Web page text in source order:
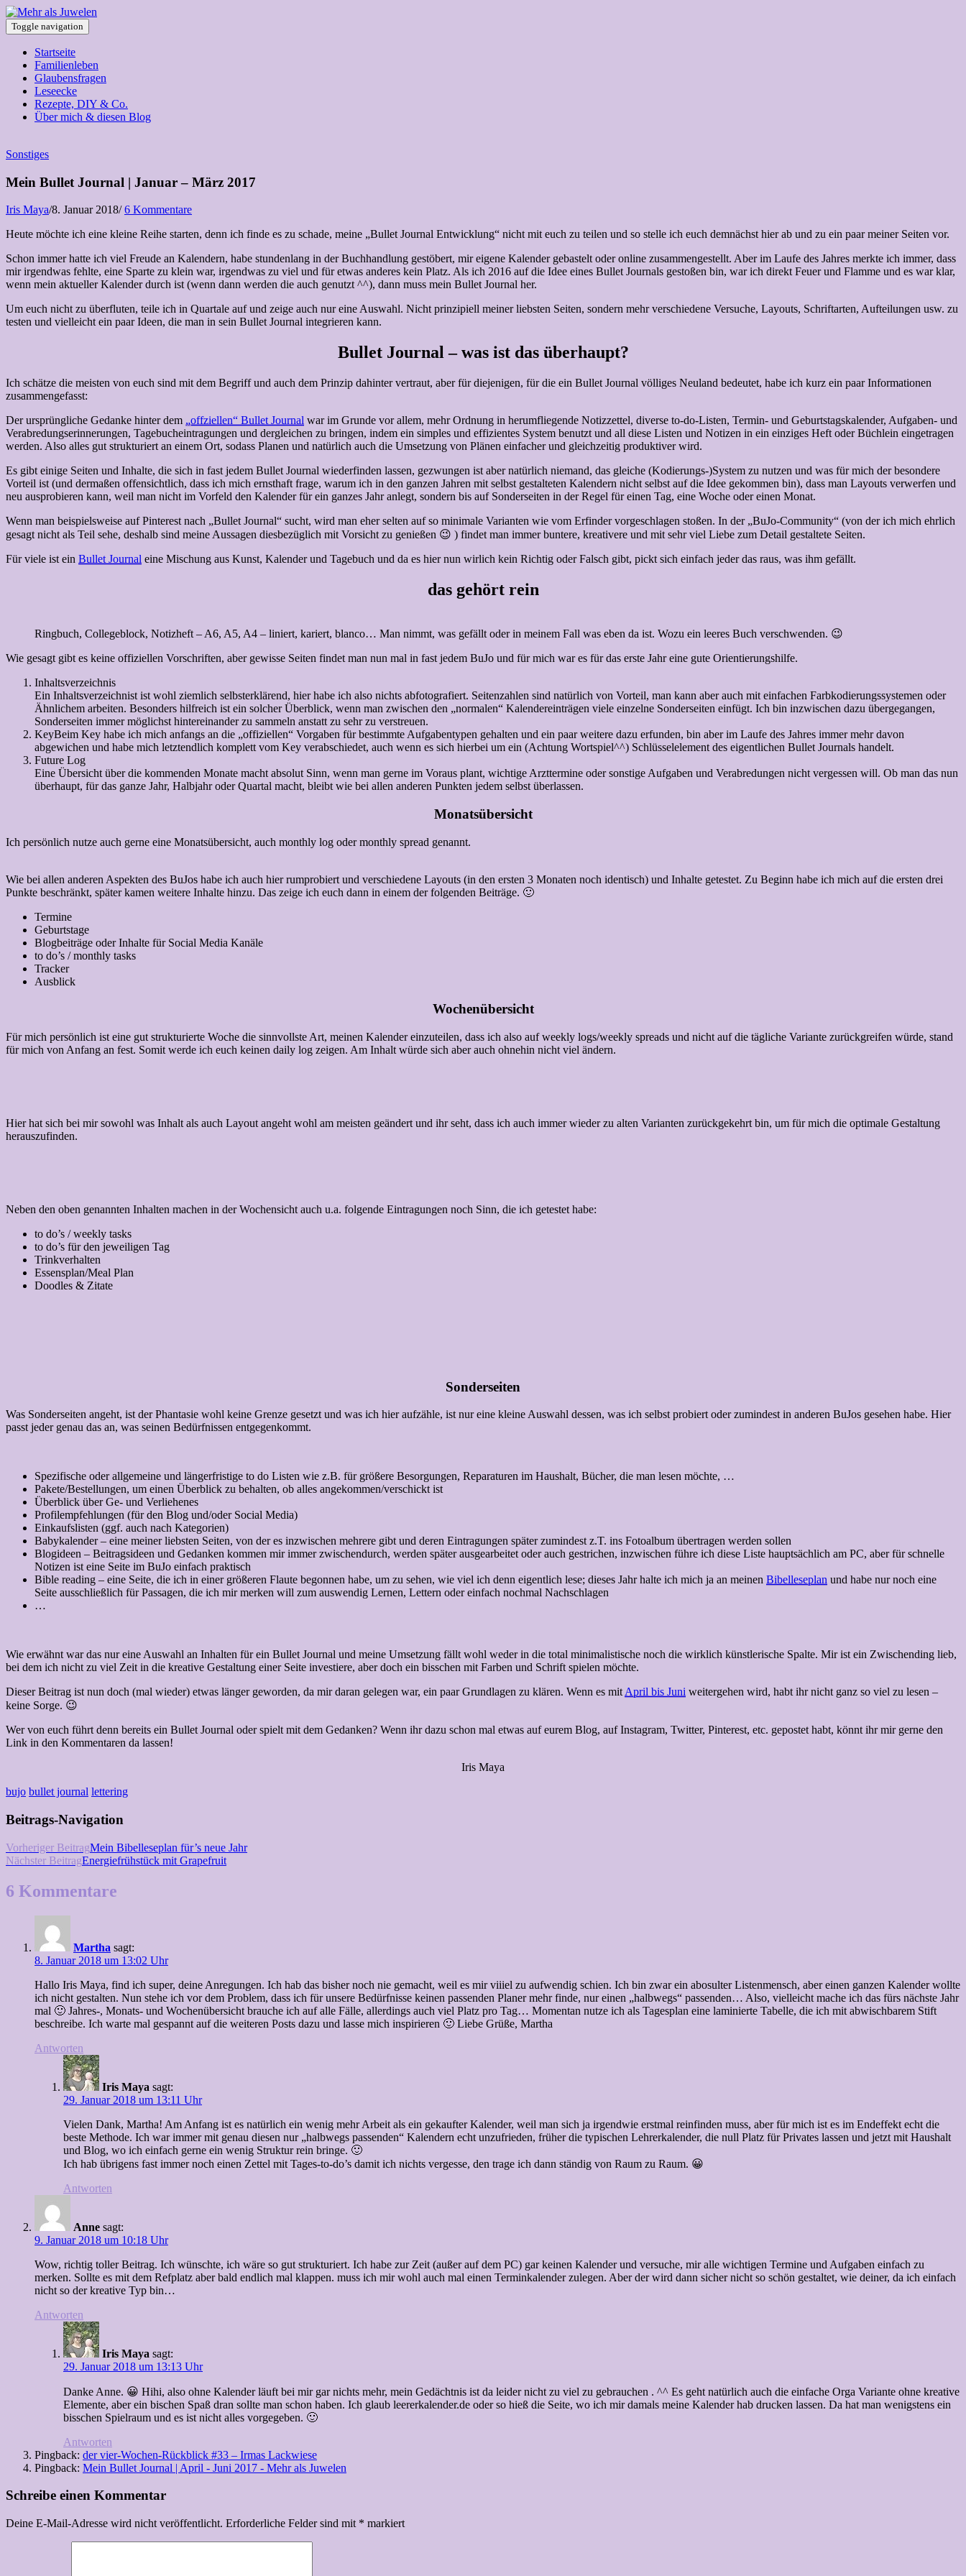
Toggle navigation
Startseite
Familienleben
Glaubensfragen
Leseecke
Rezepte, DIY & Co.
Über mich & diesen Blog
Sonstiges
Mein Bullet Journal | Januar – März 2017
Iris Maya/8. Januar 2018/6 Kommentare
Heute möchte ich eine kleine Reihe starten, denn ich finde es zu schade, meine „Bullet Journal Entwicklung“ nicht mit euch zu teilen und so stelle ich euch demnächst hier ab und zu ein paar meiner Seiten vor.
Schon immer hatte ich viel Freude an Kalendern, habe stundenlang in der Buchhandlung gestöbert, mir eigene Kalender gebastelt oder online zusammengestellt. Aber im Laufe des Jahres merkte ich immer, dass
mir irgendwas fehlte, eine Sparte zu klein war, irgendwas zu viel und für etwas anderes kein Platz. Als ich 2016 auf die Idee eines Bullet Journals gestoßen bin, war ich direkt Feuer und Flamme und es war klar,
wenn mein aktueller Kalender durch ist (wenn dann werden die auch genutzt ^^), dann muss mein Bullet Journal her.
Um euch nicht zu überfluten, teile ich in Quartale auf und zeige auch nur eine Auswahl. Nicht prinzipiell meiner liebsten Seiten, sondern mehr verschiedene Versuche, Layouts, Schriftarten, Aufteilungen usw. zu
testen und vielleicht ein paar Ideen, die man in sein Bullet Journal integrieren kann.
Bullet Journal – was ist das überhaupt?
Ich schätze die meisten von euch sind mit dem Begriff und auch dem Prinzip dahinter vertraut, aber für diejenigen, für die ein Bullet Journal völliges Neuland bedeutet, habe ich kurz ein paar Informationen
zusammengefasst:
Der ursprüngliche Gedanke hinter dem „offziellen“ Bullet Journal war im Grunde vor allem, mehr Ordnung in herumfliegende Notizzettel, diverse to-do-Listen, Termin- und Geburtstagskalender, Aufgaben- und
Verabredungserinnerungen, Tagebucheintragungen und dergleichen zu bringen, indem ein simples und effizientes System benutzt und all diese Listen und Notizen in ein einziges Heft oder Büchlein eingetragen
werden. Also alles gut strukturiert an einem Ort, sodass Planen und natürlich auch die Umsetzung von Plänen einfacher und gleichzeitig produktiver wird.
Es gibt einige Seiten und Inhalte, die sich in fast jedem Bullet Journal wiederfinden lassen, gezwungen ist aber natürlich niemand, das gleiche (Kodierungs-)System zu nutzen und was für mich der besondere
Vorteil ist (und dermaßen offensichtlich, dass ich mich ernsthaft frage, warum ich in den ganzen Jahren mit selbst gestalteten Kalendern nicht selbst auf die Idee gekommen bin), dass man Layouts verwerfen und
neu ausprobieren kann, weil man nicht im Vorfeld den Kalender für ein ganzes Jahr anlegt, sondern bis auf Sonderseiten in der Regel für einen Tag, eine Woche oder einen Monat.
Wenn man beispielsweise auf Pinterest nach „Bullet Journal“ sucht, wird man eher selten auf so minimale Varianten wie vom Erfinder vorgeschlagen stoßen. In der „BuJo-Community“ (von der ich mich ehrlich
gesagt nicht als Teil sehe, deshalb sind meine Aussagen diesbezüglich mit Vorsicht zu genießen 😉 ) findet man immer buntere, kreativere und mit sehr viel Liebe zum Detail gestaltete Seiten.
Für viele ist ein Bullet Journal eine Mischung aus Kunst, Kalender und Tagebuch und da es hier nun wirlich kein Richtig oder Falsch gibt, pickt sich einfach jeder das raus, was ihm gefällt.
das gehört rein
Ringbuch, Collegeblock, Notizheft – A6, A5, A4 – liniert, kariert, blanco… Man nimmt, was gefällt oder in meinem Fall was eben da ist. Wozu ein leeres Buch verschwenden. 😉
Wie gesagt gibt es keine offiziellen Vorschriften, aber gewisse Seiten findet man nun mal in fast jedem BuJo und für mich war es für das erste Jahr eine gute Orientierungshilfe.
Inhaltsverzeichnis
Ein Inhaltsverzeichnist ist wohl ziemlich selbsterklärend, hier habe ich also nichts abfotografiert. Seitenzahlen sind natürlich von Vorteil, man kann aber auch mit einfachen Farbkodierungssystemen oder
Ähnlichem arbeiten. Besonders hilfreich ist ein solcher Überblick, wenn man zwischen den „normalen“ Kalendereinträgen viele einzelne Sonderseiten einfügt. Ich bin inzwischen dazu übergegangen,
Sonderseiten immer möglichst hintereinander zu sammeln anstatt zu sehr zu verstreuen.
KeyBeim Key habe ich mich anfangs an die „offiziellen“ Vorgaben für bestimmte Aufgabentypen gehalten und ein paar weitere dazu erfunden, bin aber im Laufe des Jahres immer mehr davon
abgewichen und habe mich letztendlich komplett vom Key verabschiedet, auch wenn es sich hierbei um ein (Achtung Wortspiel^^) Schlüsselelement des eigentlichen Bullet Journals handelt.
Future Log
Eine Übersicht über die kommenden Monate macht absolut Sinn, wenn man gerne im Voraus plant, wichtige Arzttermine oder sonstige Aufgaben und Verabredungen nicht vergessen will. Ob man das nun
überhaupt, für das ganze Jahr, Halbjahr oder Quartal macht, bleibt wie bei allen anderen Punkten jedem selbst überlassen.
Monatsübersicht
Ich persönlich nutze auch gerne eine Monatsübersicht, auch monthly log oder monthly spread genannt.
Wie bei allen anderen Aspekten des BuJos habe ich auch hier rumprobiert und verschiedene Layouts (in den ersten 3 Monaten noch identisch) und Inhalte getestet. Zu Beginn habe ich mich auf die ersten drei
Punkte beschränkt, später kamen weitere Inhalte hinzu. Das zeige ich euch dann in einem der folgenden Beiträge. 🙂
Termine
Geburtstage
Blogbeiträge oder Inhalte für Social Media Kanäle
to do’s / monthly tasks
Tracker
Ausblick
Wochenübersicht
Für mich persönlich ist eine gut strukturierte Woche die sinnvollste Art, meinen Kalender einzuteilen, dass ich also auf weekly logs/weekly spreads und nicht auf die tägliche Variante zurückgreifen würde, stand
für mich von Anfang an fest. Somit werde ich euch keinen daily log zeigen. Am Inhalt würde sich aber auch ohnehin nicht viel ändern.
Hier hat sich bei mir sowohl was Inhalt als auch Layout angeht wohl am meisten geändert und ihr seht, dass ich auch immer wieder zu alten Varianten zurückgekehrt bin, um für mich die optimale Gestaltung
herauszufinden.
Neben den oben genannten Inhalten machen in der Wochensicht auch u.a. folgende Eintragungen noch Sinn, die ich getestet habe:
to do’s / weekly tasks
to do’s für den jeweiligen Tag
Trinkverhalten
Essensplan/Meal Plan
Doodles & Zitate
Sonderseiten
Was Sonderseiten angeht, ist der Phantasie wohl keine Grenze gesetzt und was ich hier aufzähle, ist nur eine kleine Auswahl dessen, was ich selbst probiert oder zumindest in anderen BuJos gesehen habe. Hier
passt jeder genau das an, was seinen Bedürfnissen entgegenkommt.
Spezifische oder allgemeine und längerfristige to do Listen wie z.B. für größere Besorgungen, Reparaturen im Haushalt, Bücher, die man lesen möchte, …
Pakete/Bestellungen, um einen Überblick zu behalten, ob alles angekommen/verschickt ist
Überblick über Ge- und Verliehenes
Profilempfehlungen (für den Blog und/oder Social Media)
Einkaufslisten (ggf. auch nach Kategorien)
Babykalender – eine meiner liebsten Seiten, von der es inzwischen mehrere gibt und deren Eintragungen später zumindest z.T. ins Fotoalbum übertragen werden sollen
Blogideen – Beitragsideen und Gedanken kommen mir immer zwischendurch, werden später ausgearbeitet oder auch gestrichen, inzwischen führe ich diese Liste hauptsächlich am PC, aber für schnelle
Notizen ist eine Seite im BuJo einfach praktisch
Bible reading – eine Seite, die ich in einer größeren Flaute begonnen habe, um zu sehen, wie viel ich denn eigentlich lese; dieses Jahr halte ich mich ja an meinen Bibelleseplan und habe nur noch eine
Seite ausschließlich für Passagen, die ich mir merken will zum auswendig Lernen, Lettern oder einfach nochmal Nachschlagen
…
Wie erwähnt war das nur eine Auswahl an Inhalten für ein Bullet Journal und meine Umsetzung fällt wohl weder in die total minimalistische noch die wirklich künstlerische Spalte. Mir ist ein Zwischending lieb,
bei dem ich nicht zu viel Zeit in die kreative Gestaltung einer Seite investiere, aber doch ein bisschen mit Farben und Schrift spielen möchte.
Dieser Beitrag ist nun doch (mal wieder) etwas länger geworden, da mir daran gelegen war, ein paar Grundlagen zu klären. Wenn es mit April bis Juni weitergehen wird, habt ihr nicht ganz so viel zu lesen –
keine Sorge. 😉
Wer von euch führt denn bereits ein Bullet Journal oder spielt mit dem Gedanken? Wenn ihr dazu schon mal etwas auf eurem Blog, auf Instagram, Twitter, Pinterest, etc. gepostet habt, könnt ihr mir gerne den
Link in den Kommentaren da lassen!
Iris Maya
bujo bullet journal lettering
Beitrags-Navigation
Vorheriger BeitragMein Bibelleseplan für’s neue Jahr
Nächster BeitragEnergiefrühstück mit Grapefruit
6 Kommentare
Martha sagt:
8. Januar 2018 um 13:02 Uhr
Hallo Iris Maya, find ich super, deine Anregungen. Ich hab das bisher noch nie gemacht, weil es mir viiiel zu aufwendig schien. Ich bin zwar ein abosulter Listenmensch, aber einen ganzen Kalender wollte
ich nicht gestalten. Nun stehe ich vor dem Problem, dass ich für unsere Bedürfnisse keinen passenden Planer mehr finde, nur einen „halbwegs“ passenden… Also, vielleicht mache ich das fürs nächste Jahr
mal 🙂 Jahres-, Monats- und Wochenübersicht brauche ich auf alle Fälle, allerdings auch viel Platz pro Tag… Momentan nutze ich als Tagesplan eine laminierte Tabelle, die ich mit abwischbarem Stift
beschreibe. Ich warte mal gespannt auf die weiteren Posts dazu und lasse mich inspirieren 🙂 Liebe Grüße, Martha
Antworten
Iris Maya sagt:
29. Januar 2018 um 13:11 Uhr
Vielen Dank, Martha! Am Anfang ist es natürlich ein wenig mehr Arbeit als ein gekaufter Kalender, weil man sich ja irgendwie erstmal reinfinden muss, aber für mich ist es im Endeffekt echt die
beste Methode. Ich war immer mit genau diesen nur „halbwegs passenden“ Kalendern echt unzufrieden, früher die typischen Lehrerkalender, die null Platz für Privates lassen und jetzt mit Haushalt
und Blog, wo ich einfach gerne ein wenig Struktur rein bringe. 🙂
Ich hab übrigens fast immer noch einen Zettel mit Tages-to-do’s damit ich nichts vergesse, den trage ich dann ständig von Raum zu Raum. 😀
Antworten
Anne sagt:
9. Januar 2018 um 10:18 Uhr
Wow, richtig toller Beitrag. Ich wünschte, ich wäre so gut strukturiert. Ich habe zur Zeit (außer auf dem PC) gar keinen Kalender und versuche, mir alle wichtigen Termine und Aufgaben einfach zu
merken. Sollte es mit dem Refplatz aber bald endlich mal klappen. muss ich mir wohl auch mal einen Terminkalender zulegen. Aber der wird dann sicher nicht so schön gestaltet, wie deiner, da ich einfach
nicht so der kreative Typ bin…
Antworten
Iris Maya sagt:
29. Januar 2018 um 13:13 Uhr
Danke Anne. 😀 Hihi, also ohne Kalender läuft bei mir gar nichts mehr, mein Gedächtnis ist da leider nicht zu viel zu gebrauchen . ^^ Es geht natürlich auch die einfache Orga Variante ohne kreative
Elemente, aber ein bischen Spaß dran sollte man schon haben. Ich glaub leererkalender.de oder so hieß die Seite, wo ich mir damals meine Kalender hab drucken lassen. Da hat man wenigstens ein
bisschen Spielraum und es ist nicht alles vorgegeben. 🙂
Antworten
Pingback: der vier-Wochen-Rückblick #33 – Irmas Lackwiese
Pingback: Mein Bullet Journal | April - Juni 2017 - Mehr als Juwelen
Schreibe einen Kommentar
Deine E-Mail-Adresse wird nicht veröffentlicht. Erforderliche Felder sind mit * markiert